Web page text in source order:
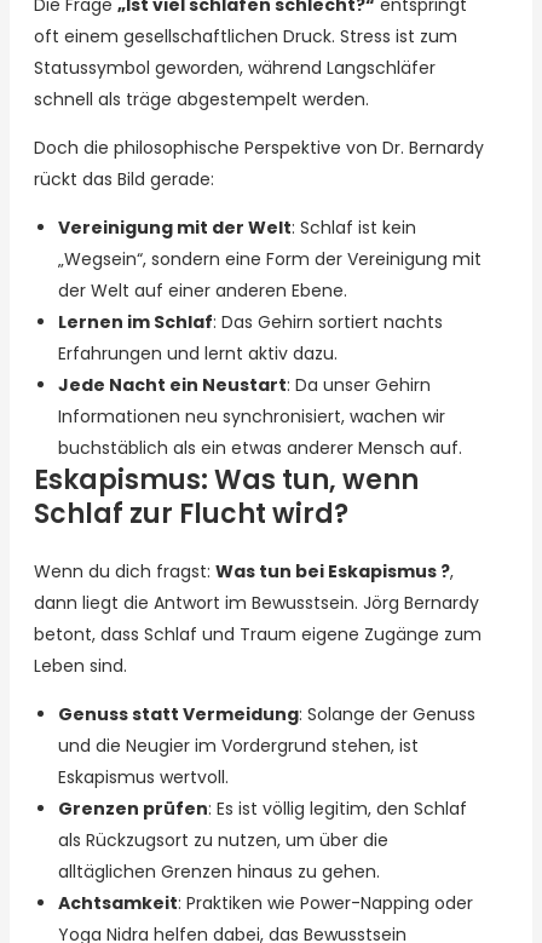
Die Frage „Ist viel schlafen schlecht?“ entspringt
oft einem gesellschaftlichen Druck. Stress ist zum
Statussymbol geworden, während Langschläfer
schnell als träge abgestempelt werden.
Doch die philosophische Perspektive von Dr. Bernardy
rückt das Bild gerade:
Vereinigung mit der Welt: Schlaf ist kein
„Wegsein“, sondern eine Form der Vereinigung mit
der Welt auf einer anderen Ebene.
Lernen im Schlaf: Das Gehirn sortiert nachts
Erfahrungen und lernt aktiv dazu.
Jede Nacht ein Neustart: Da unser Gehirn
Informationen neu synchronisiert, wachen wir
buchstäblich als ein etwas anderer Mensch auf.
Eskapismus: Was tun, wenn
Schlaf zur Flucht wird?
Wenn du dich fragst: Was tun bei Eskapismus ?,
dann liegt die Antwort im Bewusstsein. Jörg Bernardy
betont, dass Schlaf und Traum eigene Zugänge zum
Leben sind.
Genuss statt Vermeidung: Solange der Genuss
und die Neugier im Vordergrund stehen, ist
Eskapismus wertvoll.
Grenzen prüfen: Es ist völlig legitim, den Schlaf
als Rückzugsort zu nutzen, um über die
alltäglichen Grenzen hinaus zu gehen.
Achtsamkeit: Praktiken wie Power-Napping oder
Yoga Nidra helfen dabei, das Bewusstsein